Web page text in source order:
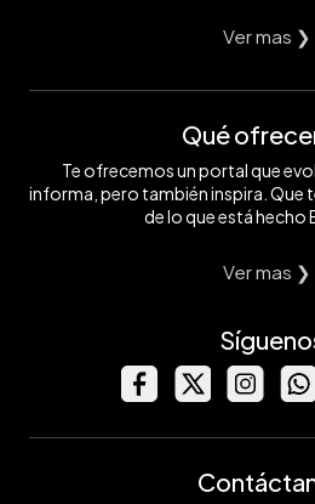
Ver mas ❯
Qué
Te ofrecemos un portal que
informa, pero también inspira. Que
de lo que está hecho
Ver mas ❯